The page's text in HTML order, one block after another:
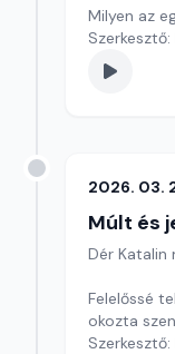
Milyen az
Szerkesztő:
2026. 03.
Múlt és
Dér Katalin
Felelőssé
okozta
Szerkesztő: